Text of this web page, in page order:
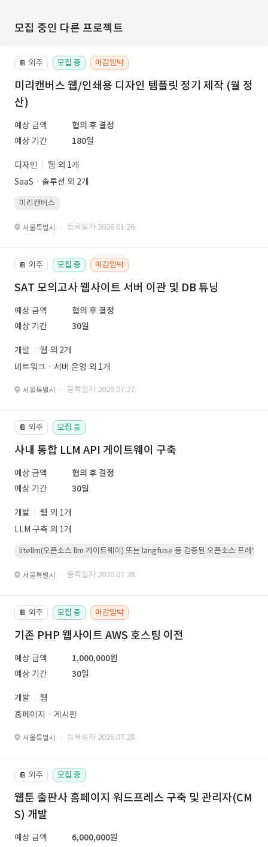
모집 중인 다른 프로젝트
📔 외주 모집 중 마감임박
미리캔버스 웹/인쇄용 디자인 템플릿 정기 제작 (월 정
산)
예상 금액
협의 후 결정
예상 기간
180일
디자인
웹 외 1개
SaaSㆍ솔루션 외 2개
미리캔버스
서울특별시 · 등록일자 2026.01.26.
📔 외주 모집 중 마감임박
SAT 모의고사 웹사이트 서버 이관 및 DB 튜닝
예상 금액
협의 후 결정
예상 기간
30일
개발
웹 외 2개
네트워크ㆍ서버 운영 외 1개
서울특별시 · 등록일자 2026.07.27.
📔 외주 모집 중
사내 통합 LLM API 게이트웨이 구축
예상 금액
협의 후 결정
예상 기간
30일
개발
웹 외 1개
LLM 구축 외 1개
litellm(오픈소스 llm 게이트웨이) 또는 langfuse 등 검증된 오픈소스 프레임워
서울특별시 · 등록일자 2026.07.28.
📔 외주 모집 중 마감임박
기존 PHP 웹사이트 AWS 호스팅 이전
예상 금액
1,000,000원
예상 기간
30일
개발
웹
홈페이지ㆍ게시판
서울특별시 · 등록일자 2026.07.28.
📔 외주 모집 중
웹툰 출판사 홈페이지 워드프레스 구축 및 관리자(CM
S) 개발
예상 금액
6,000,000원